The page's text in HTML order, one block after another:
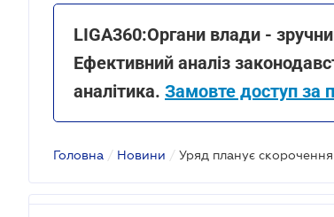
LIGA360:Органи влади -
Ефективний аналіз
аналітика. Замовте доступ за
Головна / Новини / Уряд планує